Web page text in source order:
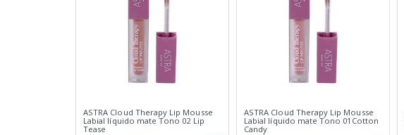
ASTRA Cloud Therapy Lip Mousse
Labial líquido mate Tono 02 Lip
Tease
ASTRA Cloud Therapy Lip Mousse
Labial líquido mate Tono 01Cotton
Candy